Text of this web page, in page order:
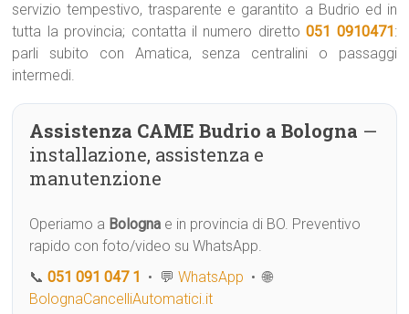
servizio tempestivo, trasparente e garantito a Budrio ed in
tutta la provincia; contatta il numero diretto051 0910471:
parli subito con Amatica, senza centralini o passaggi
intermedi.
Assistenza CAME Budrio a Bologna —
installazione, assistenza e
manutenzione
Operiamo a Bologna e in provincia di BO. Preventivo
rapido con foto/video su WhatsApp.
📞051 091 047 1 • 💬WhatsApp • 🌐
BolognaCancelliAutomatici.it